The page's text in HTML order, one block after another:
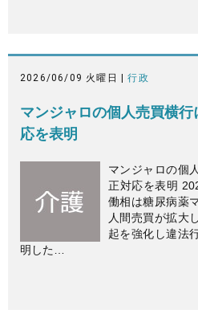
2026/06/09 火曜日 |行政
マンジャロの個人売買横
応を表明
マンジャロの個
正対応を表明
働相は糖尿病薬
人間売買が拡大
起を強化し違法
明した…